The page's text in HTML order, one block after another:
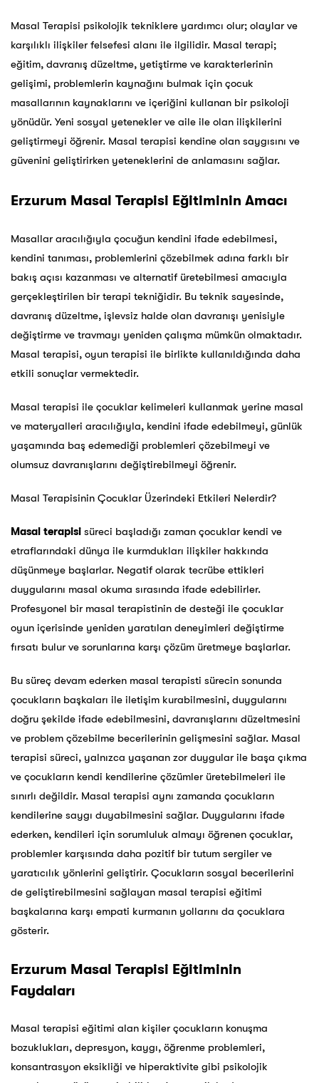
Masal Terapisi psikolojik tekniklere yardımcı olur; olaylar ve
karşılıklı ilişkiler felsefesi alanı ile ilgilidir. Masal terapi;
eğitim, davranış düzeltme, yetiştirme ve karakterlerinin
gelişimi, problemlerin kaynağını bulmak için çocuk
masallarının kaynaklarını ve içeriğini kullanan bir psikoloji
yönüdür. Yeni sosyal yetenekler ve aile ile olan ilişkilerini
geliştirmeyi öğrenir. Masal terapisi kendine olan saygısını ve
güvenini geliştirirken yeteneklerini de anlamasını sağlar.
Erzurum Masal Terapisi Eğitiminin Amacı
Masallar aracılığıyla çocuğun kendini ifade edebilmesi,
kendini tanıması, problemlerini çözebilmek adına farklı bir
bakış açısı kazanması ve alternatif üretebilmesi amacıyla
gerçekleştirilen bir terapi tekniğidir. Bu teknik sayesinde,
davranış düzeltme, işlevsiz halde olan davranışı yenisiyle
değiştirme ve travmayı yeniden çalışma mümkün olmaktadır.
Masal terapisi, oyun terapisi ile birlikte kullanıldığında daha
etkili sonuçlar vermektedir.
Masal terapisi ile çocuklar kelimeleri kullanmak yerine masal
ve materyalleri aracılığıyla, kendini ifade edebilmeyi, günlük
yaşamında baş edemediği problemleri çözebilmeyi ve
olumsuz davranışlarını değiştirebilmeyi öğrenir.
Masal Terapisinin Çocuklar Üzerindeki Etkileri Nelerdir?
Masal terapisi süreci başladığı zaman çocuklar kendi ve
etraflarındaki dünya ile kurmdukları ilişkiler hakkında
düşünmeye başlarlar. Negatif olarak tecrübe ettikleri
duygularını masal okuma sırasında ifade edebilirler.
Profesyonel bir masal terapistinin de desteği ile çocuklar
oyun içerisinde yeniden yaratılan deneyimleri değiştirme
fırsatı bulur ve sorunlarına karşı çözüm üretmeye başlarlar.
Bu süreç devam ederken masal terapisti sürecin sonunda
çocukların başkaları ile iletişim kurabilmesini, duygularını
doğru şekilde ifade edebilmesini, davranışlarını düzeltmesini
ve problem çözebilme becerilerinin gelişmesini sağlar. Masal
terapisi süreci, yalnızca yaşanan zor duygular ile başa çıkma
ve çocukların kendi kendilerine çözümler üretebilmeleri ile
sınırlı değildir. Masal terapisi aynı zamanda çocukların
kendilerine saygı duyabilmesini sağlar. Duygularını ifade
ederken, kendileri için sorumluluk almayı öğrenen çocuklar,
problemler karşısında daha pozitif bir tutum sergiler ve
yaratıcılık yönlerini geliştirir. Çocukların sosyal becerilerini
de geliştirebilmesini sağlayan masal terapisi eğitimi
başkalarına karşı empati kurmanın yollarını da çocuklara
gösterir.
Erzurum Masal Terapisi Eğitiminin
Faydaları
Masal terapisi eğitimi alan kişiler çocukların konuşma
bozuklukları, depresyon, kaygı, öğrenme problemleri,
konsantrasyon eksikliği ve hiperaktivite gibi psikolojik